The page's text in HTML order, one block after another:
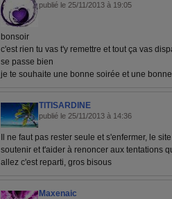
publié le 25/11/2013 à 19:05
bonsoir
c'est rien tu vas t'y remettre et tout ça vas
se passe bien
je te souhaite une bonne soirée et une
TITISARDINE
publié le 25/11/2013 à 14:36
Il ne faut pas rester seule et s'enfermer, le
soutenir et t'aider à renoncer aux tentations
allez c'est reparti, gros bisous
Maxenaic